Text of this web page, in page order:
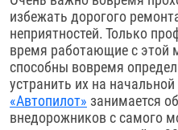
избежать дорогого
неприятностей. Только
время работающие с этой
способны вовремя
устранить их на начальной
«Автопилот» занимается
внедорожников с самого